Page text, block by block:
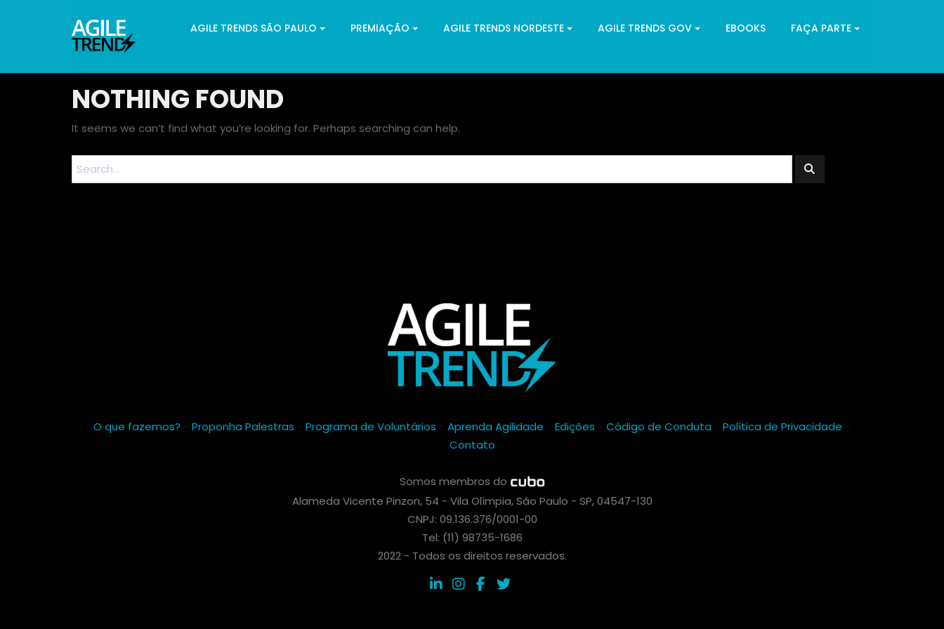
AGILE TRENDS SÃO PAULO PREMIAÇÃO AGILE TRENDS NORDESTE AGILE TRENDS GOV EBOOKS FAÇA PARTE
NOTHING FOUND
It seems we can’t find what you’re looking for. Perhaps searching can help.
O que fazemos? - Proponha Palestras - Programa de Voluntários - Aprenda Agilidade - Edições - Código de Conduta - Política de Privacidade -
Contato
Somos membros do
Alameda Vicente Pinzon, 54 - Vila Olímpia, São Paulo - SP, 04547-130
CNPJ: 09.136.376/0001-00
Tel: (11) 98735-1686
2022 - Todos os direitos reservados.